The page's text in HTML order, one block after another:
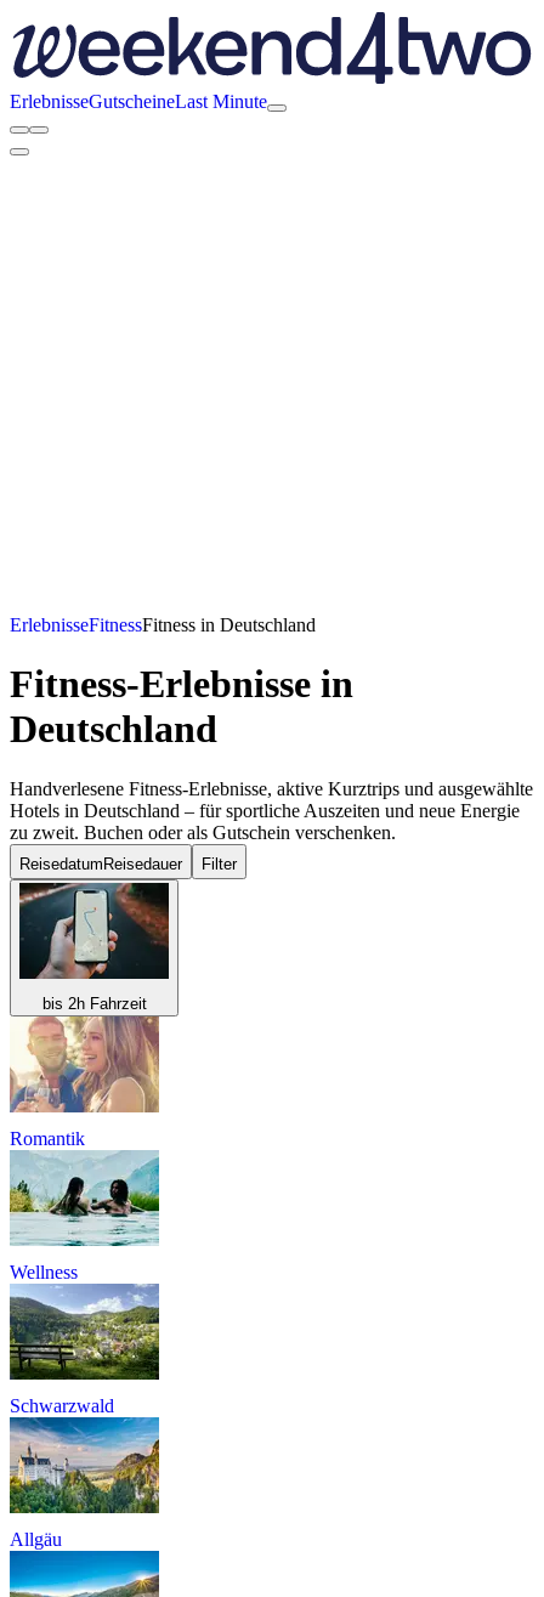
ErlebnisseGutscheineLast Minute
ErlebnisseFitnessFitness in Deutschland
Fitness-Erlebnisse in
Deutschland
Handverlesene Fitness-Erlebnisse, aktive Kurztrips und ausgewählte
Hotels in Deutschland – für sportliche Auszeiten und neue Energie
zu zweit. Buchen oder als Gutschein verschenken.
Reisedatum Reisedauer Filter
bis 2h Fahrzeit
Romantik
Wellness
Schwarzwald
Allgäu